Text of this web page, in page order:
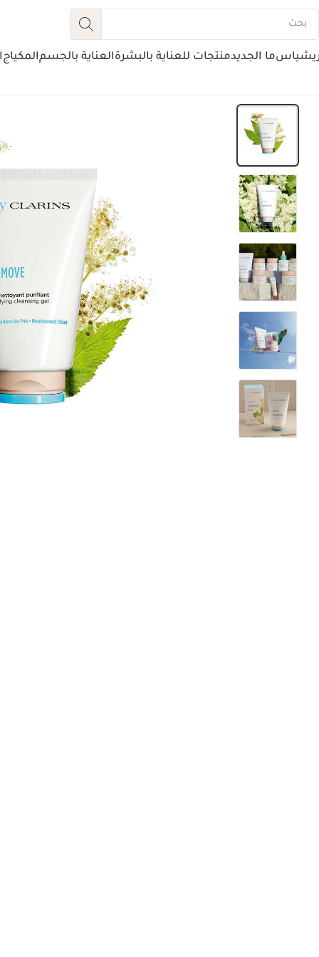
ما الجديدمنتجات للعناية بالبشرةالعناية بالجسمالمكياج